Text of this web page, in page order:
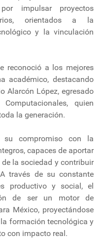
impulsar proyectos
orientados a la
y la vinculación
reconoció a los mejores
académico, destacando
Alarcón López, egresado
quien
la generación.
su compromiso con la
capaces de aportar
la sociedad y contribuir
través de su constante
productivo y social, el
de ser un motor de
México, proyectándose
formación tecnológica y
con impacto real.